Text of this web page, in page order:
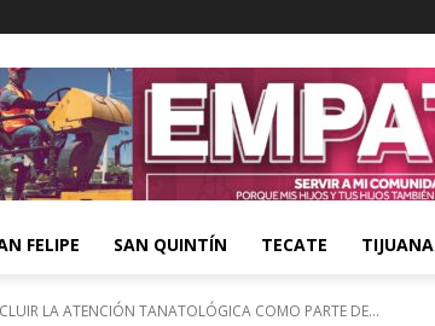
FELIPE SAN QUINTÍN TECATE TIJUANA
LA ATENCIÓN TANATOLÓGICA COMO PARTE DE...